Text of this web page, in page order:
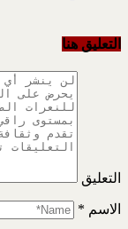
التعليق هنا
التعليق
الاسم *